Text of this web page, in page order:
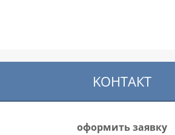
KOНТАКТ
оформить заявку